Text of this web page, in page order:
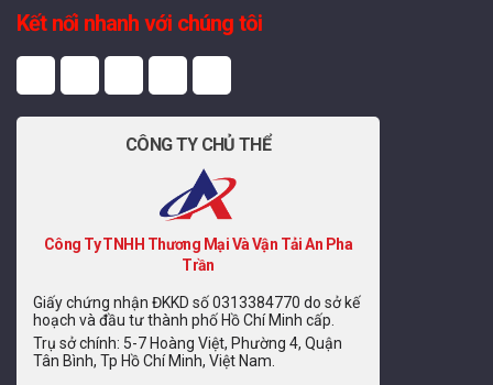
Kết nối nhanh với chúng tôi
CÔNG TY CHỦ THỂ
Công Ty TNHH Thương Mại Và Vận Tải An Pha
Trần
Giấy chứng nhận ĐKKD số 0313384770 do sở kế
hoạch và đầu tư thành phố Hồ Chí Minh cấp.
Trụ sở chính: 5-7 Hoàng Việt, Phường 4, Quận
Tân Bình, Tp Hồ Chí Minh, Việt Nam.